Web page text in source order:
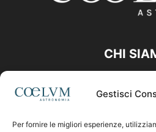
Gestisci
Per fornire le migliori esperienze,
CHI
Contattaci: